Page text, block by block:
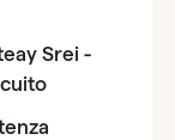
Srei -